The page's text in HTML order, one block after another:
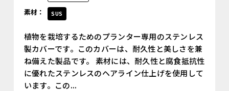
素材： SUS
植物を栽培するためのプランター専用のステンレス
製カバーです。このカバーは、耐久性と美しさを兼
ね備えた製品です。 素材には、耐久性と腐食抵抗性
に優れたステンレスのヘアライン仕上げを使用して
います。この...